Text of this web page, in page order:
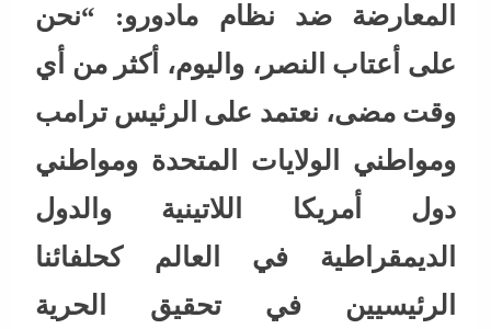
المعارضة ضد نظام مادورو: “نحن
على أعتاب النصر، واليوم، أكثر من أي
وقت مضى، نعتمد على الرئيس ترامب
ومواطني الولايات المتحدة ومواطني
دول أمريكا اللاتينية والدول
الديمقراطية في العالم كحلفائنا
الرئيسيين في تحقيق الحرية